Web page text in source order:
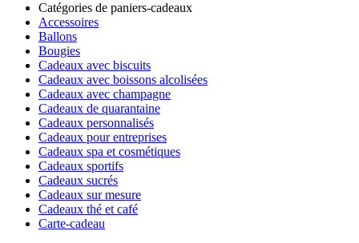
Catégories de paniers-cadeaux
Accessoires
Ballons
Bougies
Cadeaux avec biscuits
Cadeaux avec boissons alcolisées
Cadeaux avec champagne
Cadeaux de quarantaine
Cadeaux personnalisés
Cadeaux pour entreprises
Cadeaux spa et cosmétiques
Cadeaux sportifs
Cadeaux sucrés
Cadeaux sur mesure
Cadeaux thé et café
Carte-cadeau